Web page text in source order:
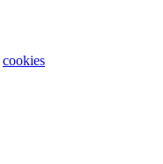
cookies